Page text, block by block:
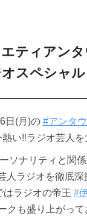
エティアン
スペシャル
日(月)の #アンタ
熱い‼️ラジオ芸人を
ソナリティと関
人ラジオを徹底深
はラジオの帝王 #
クも盛り上がって